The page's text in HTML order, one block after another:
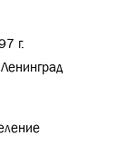
г.
Ленинград